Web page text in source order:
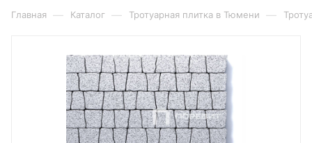
Главная — Каталог — Тротуарная плитка в Тюмени —